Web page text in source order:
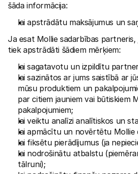
šāda informācija:
lai apstrādātu maksājumus un
Ja esat Mollie sadarbības
tiek apstrādāti šādiem mērķiem:
lai sagatavotu un izpildītu
lai sazinātos ar jums saistībā ar
mūsu produktiem un
par citiem jauniem vai būtiskiem
pakalpojumiem;
lai veiktu analīzi analītiskos un
lai apmācītu un novērtētu Mollie
lai fiksētu pierādījumus (ja
lai nodrošinātu atbalstu
tālruni);